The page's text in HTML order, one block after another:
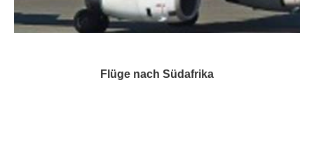
Flüge nach Südafrika